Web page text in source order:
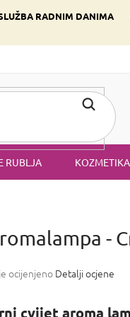
RADNIM DANIMA
RUBLJA KOZMETIKA
-
ocijenjeno Detalji ocjene
cvijet aroma